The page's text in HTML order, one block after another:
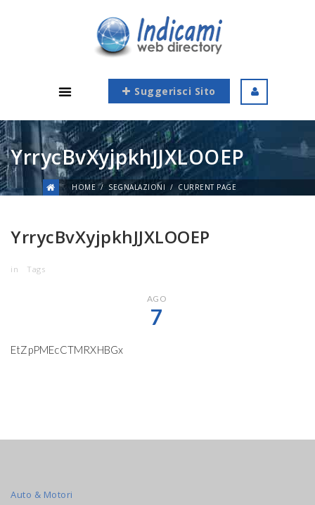
Suggerisci Sito
YrrycBvXyjpkhJJXLOOEP
HOME SEGNALAZIONI CURRENT PAGE
YrrycBvXyjpkhJJXLOOEP
in Tags
AGO
7
EtZpPMEcCTMRXHBGx
Auto & Motori